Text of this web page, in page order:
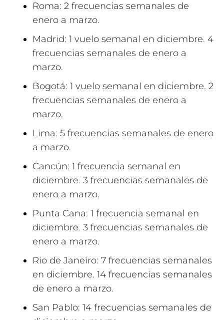
Roma: 2 frecuencias semanales de
enero a marzo.
Madrid: 1 vuelo semanal en diciembre. 4
frecuencias semanales de enero a
marzo.
Bogotá: 1 vuelo semanal en diciembre. 2
frecuencias semanales de enero a
marzo.
Lima: 5 frecuencias semanales de enero
a marzo.
Cancún: 1 frecuencia semanal en
diciembre. 3 frecuencias semanales de
enero a marzo.
Punta Cana: 1 frecuencia semanal en
diciembre. 3 frecuencias semanales de
enero a marzo.
Rio de Janeiro: 7 frecuencias semanales
en diciembre. 14 frecuencias semanales
de enero a marzo.
San Pablo: 14 frecuencias semanales de